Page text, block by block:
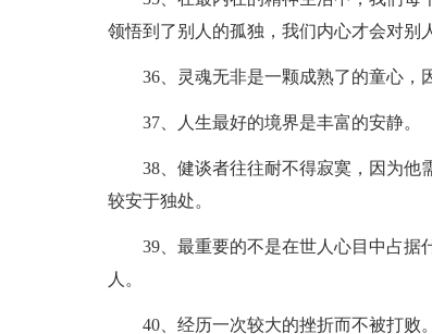
领悟到了别人的孤独，我们内心才会对别
36、灵魂无非是一颗成熟了的童心，
37、人生最好的境界是丰富的安静。
38、健谈者往往耐不得寂寞，因为他
较安于独处。
39、最重要的不是在世人心目中占据
人。
40、经历一次较大的挫折而不被打败